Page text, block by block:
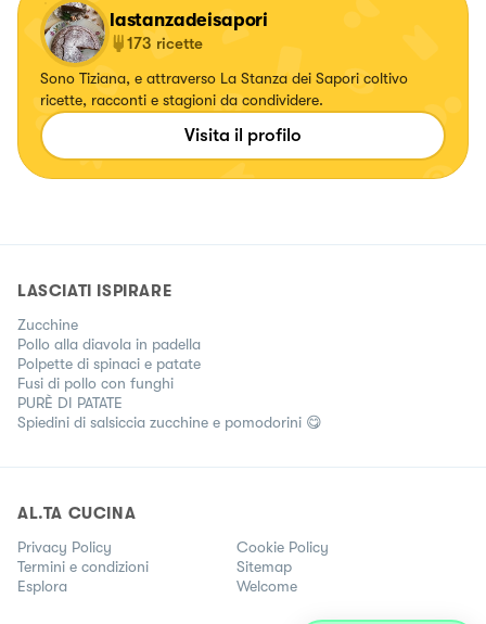
lastanzadeisapori
173 ricette
Sono Tiziana, e attraverso La Stanza dei Sapori coltivo
ricette, racconti e stagioni da condividere.
Visita il profilo
LASCIATI ISPIRARE
Zucchine
Pollo alla diavola in padella
Polpette di spinaci e patate
Fusi di pollo con funghi
PURÈ DI PATATE
Spiedini di salsiccia zucchine e pomodorini 😋
AL.TA CUCINA
Privacy Policy
Cookie Policy
Termini e condizioni
Sitemap
Esplora
Welcome